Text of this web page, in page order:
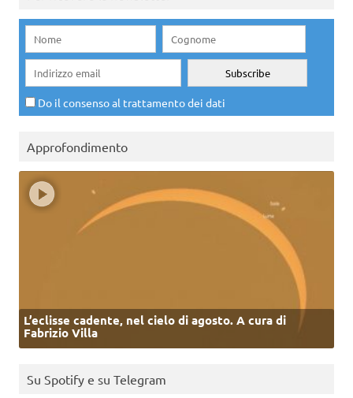
Do il consenso al trattamento dei dati
Approfondimento
L’eclisse cadente, nel cielo di agosto. A cura di
Fabrizio Villa
Su Spotify e su Telegram